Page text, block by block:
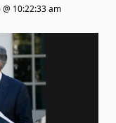
10:22:33 am